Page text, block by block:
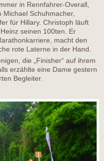
in Rennfahrer-Overall,
Schuhmacher,
für Hillary. Christoph läuft
seinen 100ten. Er
macht den
rote Laterne in der Hand.
die „Finisher“ auf ihrem
erzählte eine Dame gestern
Begleiter.